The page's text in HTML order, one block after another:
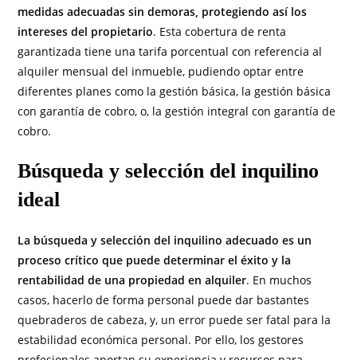
medidas adecuadas sin demoras, protegiendo así los
intereses del propietario. Esta cobertura de renta
garantizada tiene una tarifa porcentual con referencia al
alquiler mensual del inmueble, pudiendo optar entre
diferentes planes como la gestión básica, la gestión básica
con garantía de cobro, o, la gestión integral con garantía de
cobro.
Búsqueda y selección del inquilino
ideal
La búsqueda y selección del inquilino adecuado es un
proceso crítico que puede determinar el éxito y la
rentabilidad de una propiedad en alquiler. En muchos
casos, hacerlo de forma personal puede dar bastantes
quebraderos de cabeza, y, un error puede ser fatal para la
estabilidad económica personal. Por ello, los gestores